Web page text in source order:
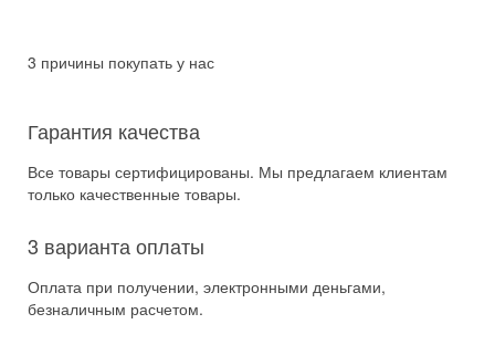
3 причины покупать у нас
Гарантия качества
Все товары сертифицированы. Мы предлагаем клиентам
только качественные товары.
3 варианта оплаты
Оплата при получении, электронными деньгами,
безналичным расчетом.